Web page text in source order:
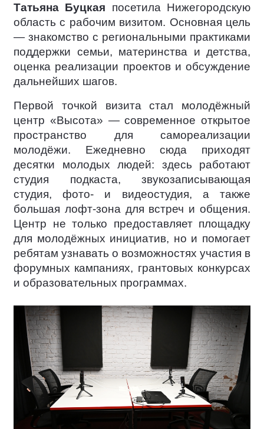
Татьяна Буцкая посетила Нижегородскую
область с рабочим визитом. Основная цель
— знакомство с региональными практиками
поддержки семьи, материнства и детства,
оценка реализации проектов и обсуждение
дальнейших шагов.
Первой точкой визита стал молодёжный
центр «Высота» — современное открытое
пространство для самореализации
молодёжи. Ежедневно сюда приходят
десятки молодых людей: здесь работают
студия подкаста, звукозаписывающая
студия, фото- и видеостудия, а также
большая лофт-зона для встреч и общения.
Центр не только предоставляет площадку
для молодёжных инициатив, но и помогает
ребятам узнавать о возможностях участия в
форумных кампаниях, грантовых конкурсах
и образовательных программах.